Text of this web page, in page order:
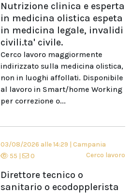
Nutrizione clinica e esperta
in medicina olistica espeta
in medicina legale, invalidi
civili.ta' civile.
Cerco lavoro maggiormente
indirizzato sulla medicina olistica,
non in luoghi affollati. Disponibile
al lavoro in Smart/home Working
per correzione o...
03/08/2026 alle 14:29 | Campania
55 | 0 Cerco lavoro
Direttore tecnico o
sanitario o ecodopplerista